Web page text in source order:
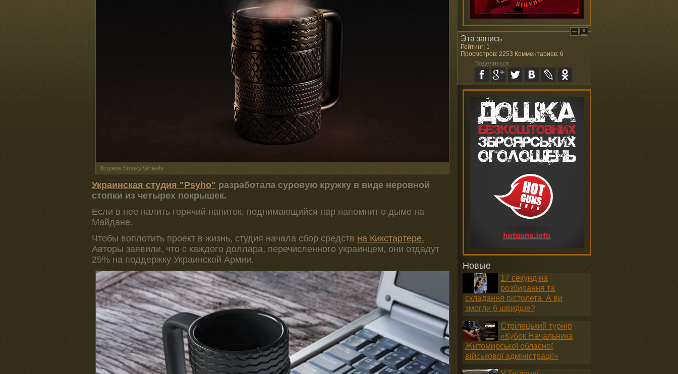
Кружка Smoky Wheels
Украинская студия "Psyho" разработала суровую кружку в виде неровной
стопки из четырех покрышек.
Если в нее налить горячий напиток, поднимающийся пар напомнит о дыме на
Майдане.
Чтобы воплотить проект в жизнь, студия начала сбор средств на Кикстартере.
Авторы заявили, что с каждого доллара, перечисленного украинцем, они отдадут
25% на поддержку Украинской Армии.
Новые
17 секунд на
розбирання та
складання пістолета. А ви
змогли б швидше?
Стрілецький турнір
«Кубок Начальника
Житомирської обласної
військової адміністрації»
Эта запись
Рейтинг: 1
Просмотров: 2253 Комментариев: 6
Поделиться